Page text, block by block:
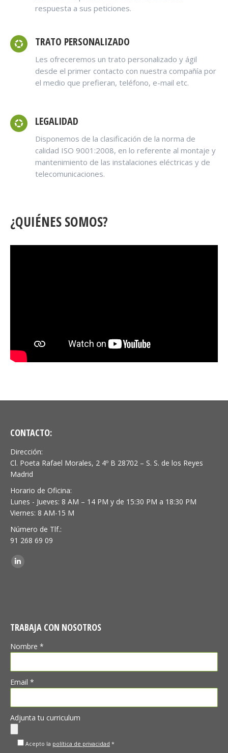
respuesta a sus peticiones.
TRATO PERSONALIZADO
Les ofreceremos un trato personalizado y ágil
desde el primer contacto con nuestra compañía por
el medio que prefieran, teléfono, e-mail etc.
LEGALIDAD
Disponemos de la clasificación de la norma de
calidad ISO 9001:2008, en lo referente al montaje y
mantenimiento de las instalaciones eléctricas y de
telecomunicaciones.
¿QUIÉNES SOMOS?
CONTACTO:
Dirección:
Cl. Poeta Rafael Morales, 2 4º B 28702 – S. S. de los Reyes
Madrid
Horario de Oficina:
Lunes - Jueves: 8 AM – 14 PM y de 15:30 PM a 18:30 PM
Viernes: 8 AM-15 M
Número de Tlf.:
91 268 69 09
Encuéntranos en:
Linkedin
TRABAJA CON NOSOTROS
Nombre *
Email *
Adjunta tu curriculum
Acepto la política de privacidad *